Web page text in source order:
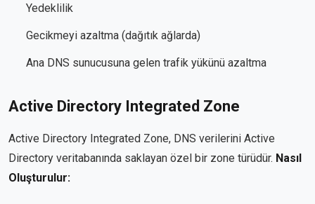
Yedeklilik
Gecikmeyi azaltma (dağıtık ağlarda)
Ana DNS sunucusuna gelen trafik yükünü azaltma
Active Directory Integrated Zone
Active Directory Integrated Zone, DNS verilerini Active
Directory veritabanında saklayan özel bir zone türüdür. Nasıl
Oluşturulur: